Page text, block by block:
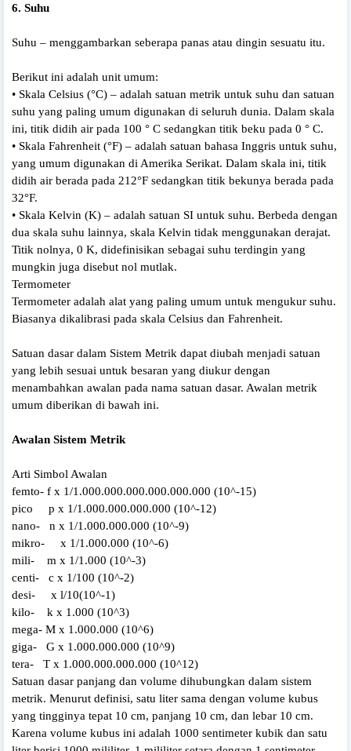
6. Suhu
Suhu – menggambarkan seberapa panas atau dingin sesuatu itu.
Berikut ini adalah unit umum:
• Skala Celsius (°C) – adalah satuan metrik untuk suhu dan satuan
suhu yang paling umum digunakan di seluruh dunia. Dalam skala
ini, titik didih air pada 100 ° C sedangkan titik beku pada 0 ° C.
• Skala Fahrenheit (°F) – adalah satuan bahasa Inggris untuk suhu,
yang umum digunakan di Amerika Serikat. Dalam skala ini, titik
didih air berada pada 212°F sedangkan titik bekunya berada pada
32°F.
• Skala Kelvin (K) – adalah satuan SI untuk suhu. Berbeda dengan
dua skala suhu lainnya, skala Kelvin tidak menggunakan derajat.
Titik nolnya, 0 K, didefinisikan sebagai suhu terdingin yang
mungkin juga disebut nol mutlak.
Termometer
Termometer adalah alat yang paling umum untuk mengukur suhu.
Biasanya dikalibrasi pada skala Celsius dan Fahrenheit.
Satuan dasar dalam Sistem Metrik dapat diubah menjadi satuan
yang lebih sesuai untuk besaran yang diukur dengan
menambahkan awalan pada nama satuan dasar. Awalan metrik
umum diberikan di bawah ini.
Awalan Sistem Metrik
Arti Simbol Awalan
femto- f x 1/1.000.000.000.000.000.000 (10^-15)
pico p x 1/1.000.000.000.000 (10^-12)
nano- n x 1/1.000.000.000 (10^-9)
mikro- x 1/1.000.000 (10^-6)
mili- m x 1/1.000 (10^-3)
centi- c x 1/100 (10^-2)
desi- x l/10(10^-1)
kilo- k x 1.000 (10^3)
mega- M x 1.000.000 (10^6)
giga- G x 1.000.000.000 (10^9)
tera- T x 1.000.000.000.000 (10^12)
Satuan dasar panjang dan volume dihubungkan dalam sistem
metrik. Menurut definisi, satu liter sama dengan volume kubus
yang tingginya tepat 10 cm, panjang 10 cm, dan lebar 10 cm.
Karena volume kubus ini adalah 1000 sentimeter kubik dan satu